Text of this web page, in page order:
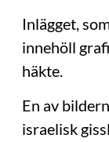
Inlägget,
innehöll
häkte.
En av
israelisk